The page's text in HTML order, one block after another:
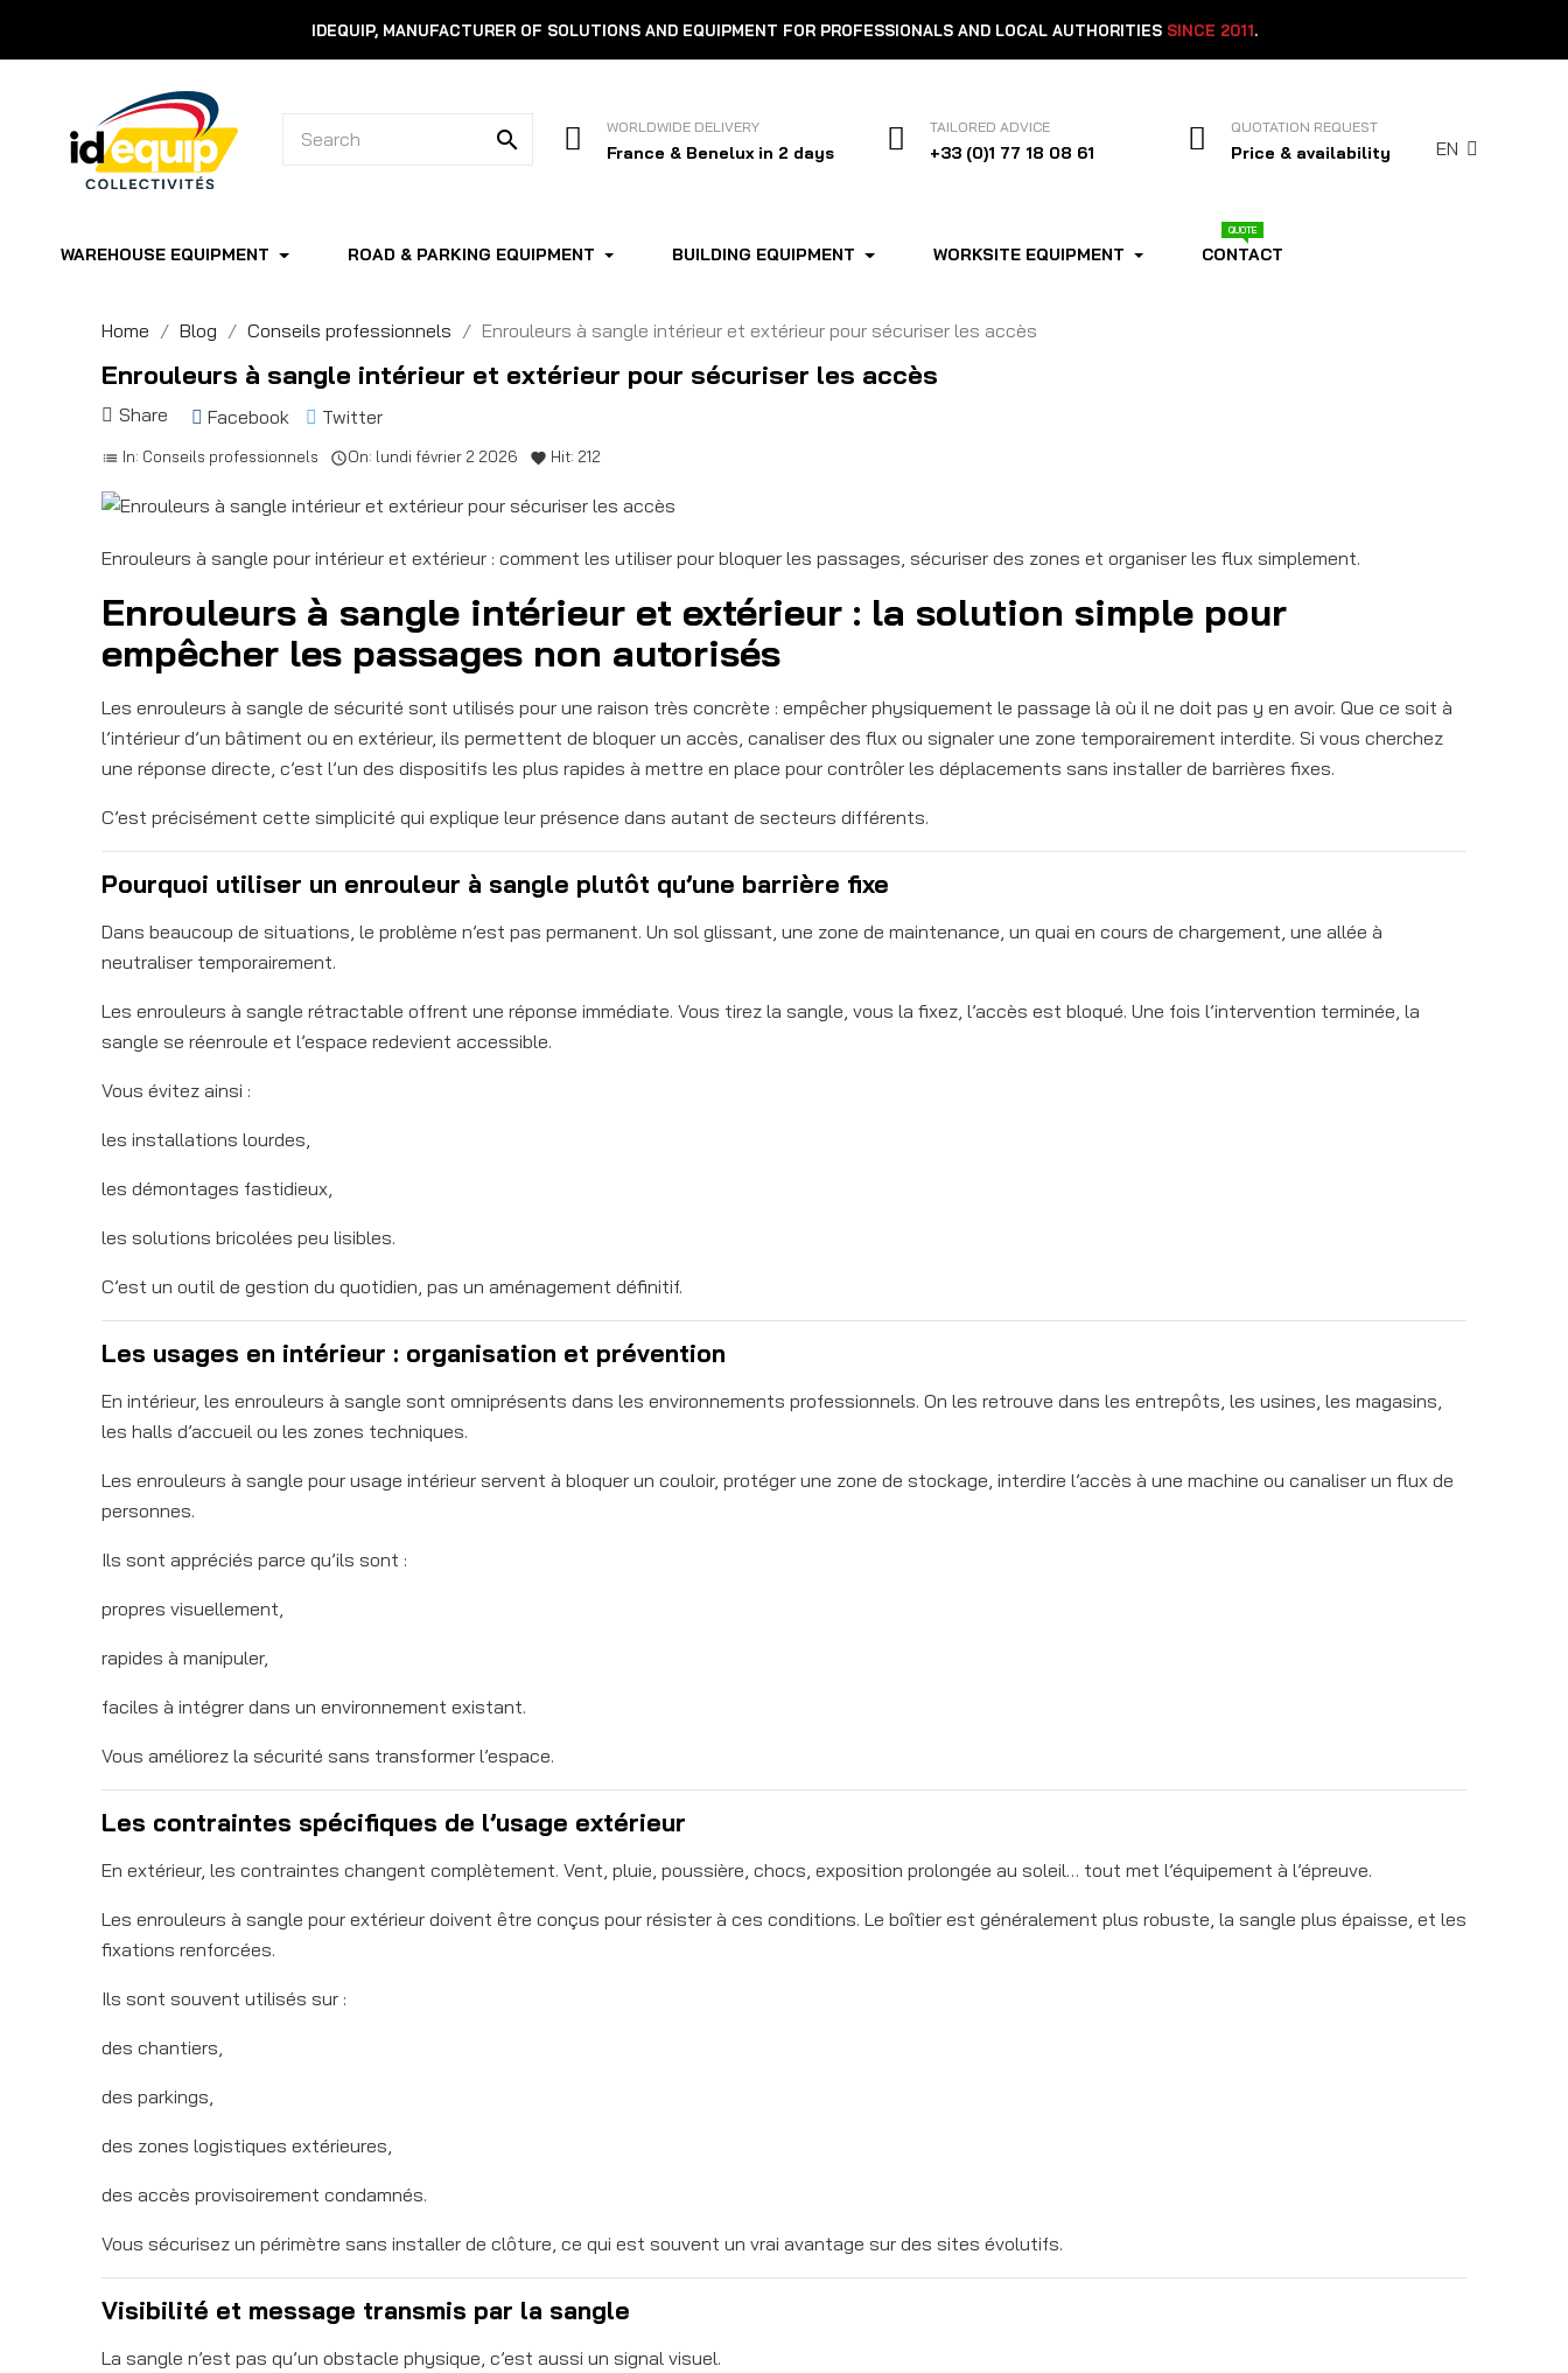
IDEQUIP, MANUFACTURER OF SOLUTIONS AND EQUIPMENT FOR PROFESSIONALS AND LOCAL AUTHORITIES SINCE 2011.
search
WORLDWIDE DELIVERY
France & Benelux in 2 days
TAILORED ADVICE
+33 (0)1 77 18 08 61
QUOTATION REQUEST
Price & availability EN
WAREHOUSE EQUIPMENT ROAD & PARKING EQUIPMENT BUILDING EQUIPMENT WORKSITE EQUIPMENT CONTACT
QUOTE
Home Blog Conseils professionnels Enrouleurs à sangle intérieur et extérieur pour sécuriser les accès
Enrouleurs à sangle intérieur et extérieur pour sécuriser les accès
Share Facebook Twitter
list In: Conseils professionnels On: lundi février 2 2026 favorite Hit: 212
Enrouleurs à sangle pour intérieur et extérieur : comment les utiliser pour bloquer les passages, sécuriser des zones et organiser les flux simplement.
Enrouleurs à sangle intérieur et extérieur : la solution simple pour
empêcher les passages non autorisés
Les enrouleurs à sangle de sécurité sont utilisés pour une raison très concrète : empêcher physiquement le passage là où il ne doit pas y en avoir. Que ce soit à
l’intérieur d’un bâtiment ou en extérieur, ils permettent de bloquer un accès, canaliser des flux ou signaler une zone temporairement interdite. Si vous cherchez
une réponse directe, c’est l’un des dispositifs les plus rapides à mettre en place pour contrôler les déplacements sans installer de barrières fixes.
C’est précisément cette simplicité qui explique leur présence dans autant de secteurs différents.
Pourquoi utiliser un enrouleur à sangle plutôt qu’une barrière fixe
Dans beaucoup de situations, le problème n’est pas permanent. Un sol glissant, une zone de maintenance, un quai en cours de chargement, une allée à
neutraliser temporairement.
Les enrouleurs à sangle rétractable offrent une réponse immédiate. Vous tirez la sangle, vous la fixez, l’accès est bloqué. Une fois l’intervention terminée, la
sangle se réenroule et l’espace redevient accessible.
Vous évitez ainsi :
les installations lourdes,
les démontages fastidieux,
les solutions bricolées peu lisibles.
C’est un outil de gestion du quotidien, pas un aménagement définitif.
Les usages en intérieur : organisation et prévention
En intérieur, les enrouleurs à sangle sont omniprésents dans les environnements professionnels. On les retrouve dans les entrepôts, les usines, les magasins,
les halls d’accueil ou les zones techniques.
Les enrouleurs à sangle pour usage intérieur servent à bloquer un couloir, protéger une zone de stockage, interdire l’accès à une machine ou canaliser un flux de
personnes.
Ils sont appréciés parce qu’ils sont :
propres visuellement,
rapides à manipuler,
faciles à intégrer dans un environnement existant.
Vous améliorez la sécurité sans transformer l’espace.
Les contraintes spécifiques de l’usage extérieur
En extérieur, les contraintes changent complètement. Vent, pluie, poussière, chocs, exposition prolongée au soleil… tout met l’équipement à l’épreuve.
Les enrouleurs à sangle pour extérieur doivent être conçus pour résister à ces conditions. Le boîtier est généralement plus robuste, la sangle plus épaisse, et les
fixations renforcées.
Ils sont souvent utilisés sur :
des chantiers,
des parkings,
des zones logistiques extérieures,
des accès provisoirement condamnés.
Vous sécurisez un périmètre sans installer de clôture, ce qui est souvent un vrai avantage sur des sites évolutifs.
Visibilité et message transmis par la sangle
La sangle n’est pas qu’un obstacle physique, c’est aussi un signal visuel.